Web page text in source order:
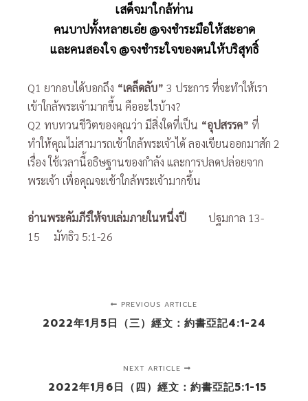
เสด็จมาใกล้ท่าน
คนบาปทั้งหลายเอ๋ย @จงชำระมือให้สะอาด
และคนสองใจ @จงชำระใจของตนให้บริสุทธิ์
Q1 ยากอบได้บอกถึง “เคล็ดลับ” 3 ประการ ที่จะทำให้เรา
เข้าใกล้พระเจ้ามากขึ้น คืออะไรบ้าง?
Q2 ทบทวนชีวิตของคุณว่า มีสิ่งใดที่เป็น “อุปสรรค” ที่
ทำให้คุณไม่สามารถเข้าใกล้พระเจ้าได้ ลองเขียนออกมาสัก 2
เรื่อง ใช้เวลานี้อธิษฐานของกำลัง และการปลดปล่อยจาก
พระเจ้า เพื่อคุณจะเข้าใกล้พระเจ้ามากขึ้น
อ่านพระคัมภีร์ให้จบเล่มภายในหนึ่งปี ปฐมกาล 13-
15 มัทธิว 5:1-26
PREVIOUS ARTICLE
2022年1月5日（三）經文：約書亞記4:1-24
NEXT ARTICLE
2022年1月6日（四）經文：約書亞記5:1-15